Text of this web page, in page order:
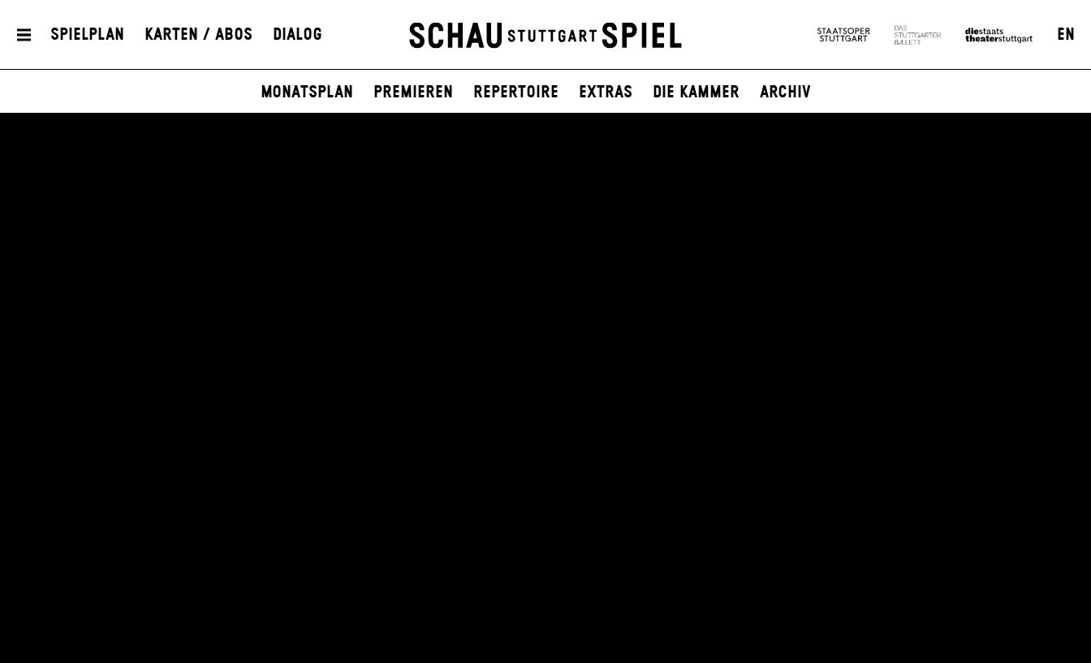
Spielplan Karten / Abos Dialog EN
Monatsplan Premieren Repertoire Extras Die Kammer Archiv